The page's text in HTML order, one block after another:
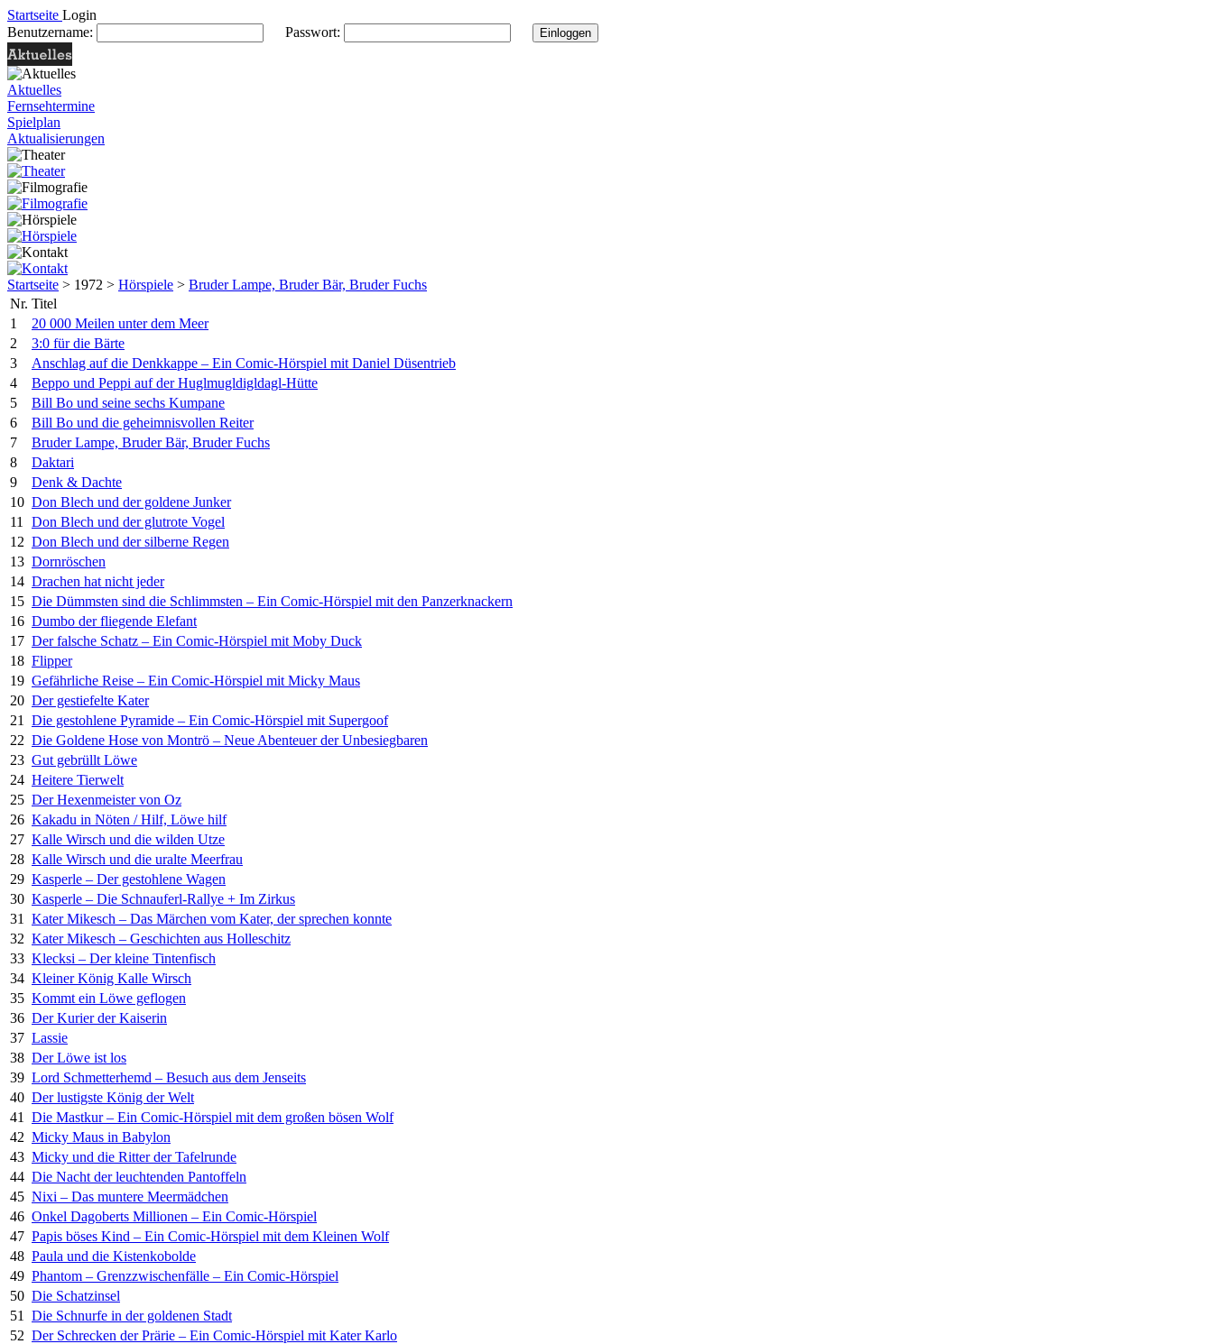
Startseite Login
Benutzername:
Passwort:
Aktuelles
Fernsehtermine
Spielplan
Aktualisierungen
Startseite > 1972 > Hörspiele > Bruder Lampe, Bruder Bär, Bruder Fuchs
Nr. Titel
1
20 000 Meilen unter dem Meer
2
3:0 für die Bärte
3
Anschlag auf die Denkkappe – Ein Comic-Hörspiel mit Daniel Düsentrieb
4
Beppo und Peppi auf der Huglmugldigldagl-Hütte
5
Bill Bo und seine sechs Kumpane
6
Bill Bo und die geheimnisvollen Reiter
7
Bruder Lampe, Bruder Bär, Bruder Fuchs
8
Daktari
9
Denk & Dachte
10 Don Blech und der goldene Junker
11
Don Blech und der glutrote Vogel
12 Don Blech und der silberne Regen
13 Dornröschen
14 Drachen hat nicht jeder
15 Die Dümmsten sind die Schlimmsten – Ein Comic-Hörspiel mit den Panzerknackern
16 Dumbo der fliegende Elefant
17 Der falsche Schatz – Ein Comic-Hörspiel mit Moby Duck
18 Flipper
19 Gefährliche Reise – Ein Comic-Hörspiel mit Micky Maus
20 Der gestiefelte Kater
21
Die gestohlene Pyramide – Ein Comic-Hörspiel mit Supergoof
22 Die Goldene Hose von Montrö – Neue Abenteuer der Unbesiegbaren
23 Gut gebrüllt Löwe
24 Heitere Tierwelt
25 Der Hexenmeister von Oz
26 Kakadu in Nöten / Hilf, Löwe hilf
27 Kalle Wirsch und die wilden Utze
28 Kalle Wirsch und die uralte Meerfrau
29 Kasperle – Der gestohlene Wagen
30 Kasperle – Die Schnauferl-Rallye + Im Zirkus
31
Kater Mikesch – Das Märchen vom Kater, der sprechen konnte
32 Kater Mikesch – Geschichten aus Holleschitz
33 Klecksi – Der kleine Tintenfisch
34 Kleiner König Kalle Wirsch
35 Kommt ein Löwe geflogen
36 Der Kurier der Kaiserin
37 Lassie
38 Der Löwe ist los
39 Lord Schmetterhemd – Besuch aus dem Jenseits
40 Der lustigste König der Welt
41
Die Mastkur – Ein Comic-Hörspiel mit dem großen bösen Wolf
42 Micky Maus in Babylon
43 Micky und die Ritter der Tafelrunde
44 Die Nacht der leuchtenden Pantoffeln
45 Nixi – Das muntere Meermädchen
46 Onkel Dagoberts Millionen – Ein Comic-Hörspiel
47 Papis böses Kind – Ein Comic-Hörspiel mit dem Kleinen Wolf
48 Paula und die Kistenkobolde
49 Phantom – Grenzzwischenfälle – Ein Comic-Hörspiel
50 Die Schatzinsel
51
Die Schnurfe in der goldenen Stadt
52 Der Schrecken der Prärie – Ein Comic-Hörspiel mit Kater Karlo